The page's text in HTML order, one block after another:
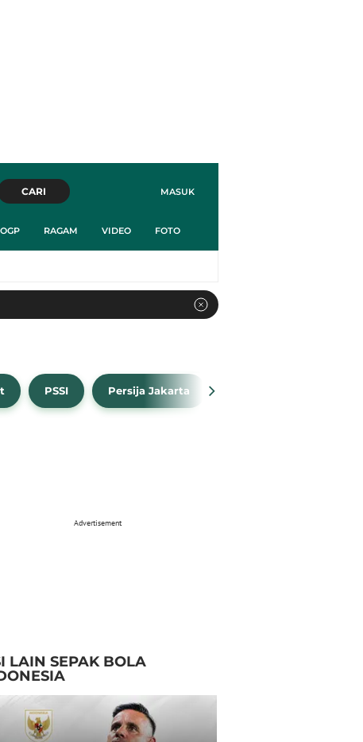
MASUK
CARI
RAGAM VIDEO FOTO
PSSI Persija Jakarta
Advertisement
LAIN SEPAK BOLA